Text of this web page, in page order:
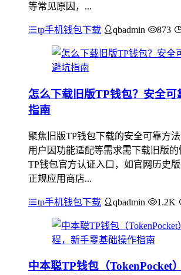
等常见原因，...
tp手机钱包下载 qbadmin 873
怎么下载旧版TP钱包？安全可
指南
聚焦旧版TP钱包下载的安全可靠方
用户因功能适配等需求需下载旧版
TP钱包官方认证入口，如官网历史
正规应用商店...
tp手机钱包下载 qbadmin 1.2K
中本聪TP钱包（TokenPocket